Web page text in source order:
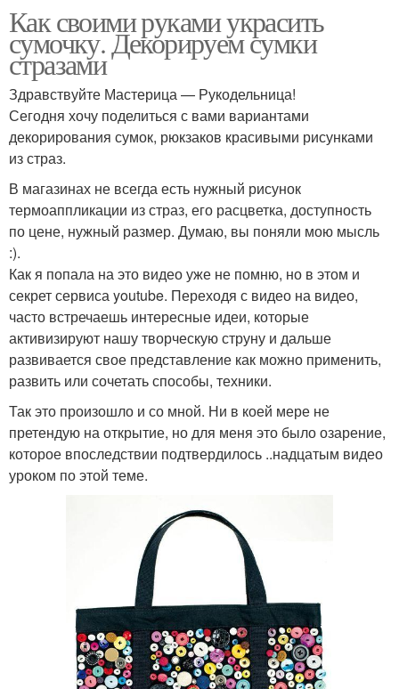
Как своими руками украсить
сумочку. Декорируем сумки
стразами
Здравствуйте Мастерица — Рукодельница!
Сегодня хочу поделиться с вами вариантами
декорирования сумок, рюкзаков красивыми рисунками
из страз.
В магазинах не всегда есть нужный рисунок
термоаппликации из страз, его расцветка, доступность
по цене, нужный размер. Думаю, вы поняли мою мысль
:).
Как я попала на это видео уже не помню, но в этом и
секрет сервиса youtube. Переходя с видео на видео,
часто встречаешь интересные идеи, которые
активизируют нашу творческую струну и дальше
развивается свое представление как можно применить,
развить или сочетать способы, техники.
Так это произошло и со мной. Ни в коей мере не
претендую на открытие, но для меня это было озарение,
которое впоследствии подтвердилось ..надцатым видео
уроком по этой теме.